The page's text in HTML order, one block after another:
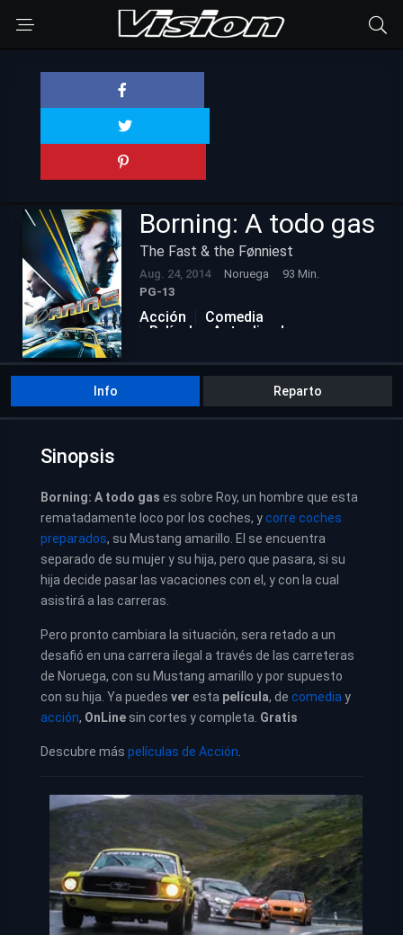
Borning: A todo gas
The Fast & the Fønniest
Aug. 24, 2014 Noruega
93 Min.
PG-13
Acción
Comedia
Películas Actualizadas
Info Reparto
Sinopsis
Borning: A todo gas es sobre Roy, un hombre que esta
rematadamente loco por los coches, ycorre coches
preparados, su Mustang amarillo. El se encuentra
separado de su mujer y su hija, pero que pasara, si su
hija decide pasar las vacaciones con el, y con la cual
asistirá a las carreras.
Pero pronto cambiara la situación, sera retado a un
desafió en una carrera ilegal a través de las carreteras
de Noruega, con su Mustang amarillo y por supuesto
con su hija. Ya puedes ver esta película, de comedia y
acción, OnLine sin cortes y completa. Gratis
Descubre más películas de Acción